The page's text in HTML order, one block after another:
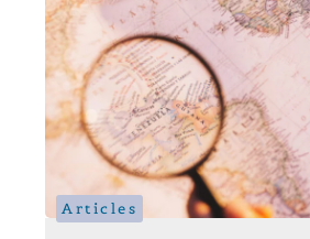
Articles